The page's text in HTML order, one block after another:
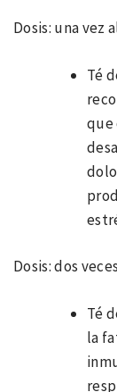
Dosis: una vez
Té
que
Dosis: dos
Té
la